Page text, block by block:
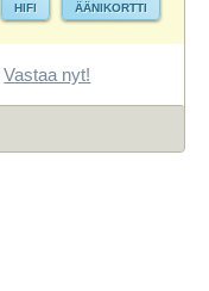
HIFI ÄÄNIKORTTI
Vastaa nyt!